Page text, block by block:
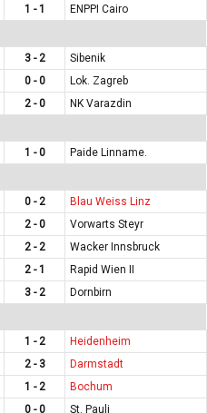
1 - 1
ENPPI Cairo
3 - 2
Sibenik
0 - 0
Lok. Zagreb
2 - 0
NK Varazdin
1 - 0
Paide Linname.
0 - 2
Blau Weiss Linz
2 - 0
Vorwarts Steyr
2 - 2
Wacker Innsbruck
2 - 1
Rapid Wien II
3 - 2
Dornbirn
1 - 2
Heidenheim
2 - 3
Darmstadt
1 - 2
Bochum
0 - 0
St. Pauli